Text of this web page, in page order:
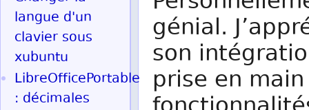
génial.
son
prise en
langue d'un
clavier sous
xubuntu
LibreOfficePortable
: décimales